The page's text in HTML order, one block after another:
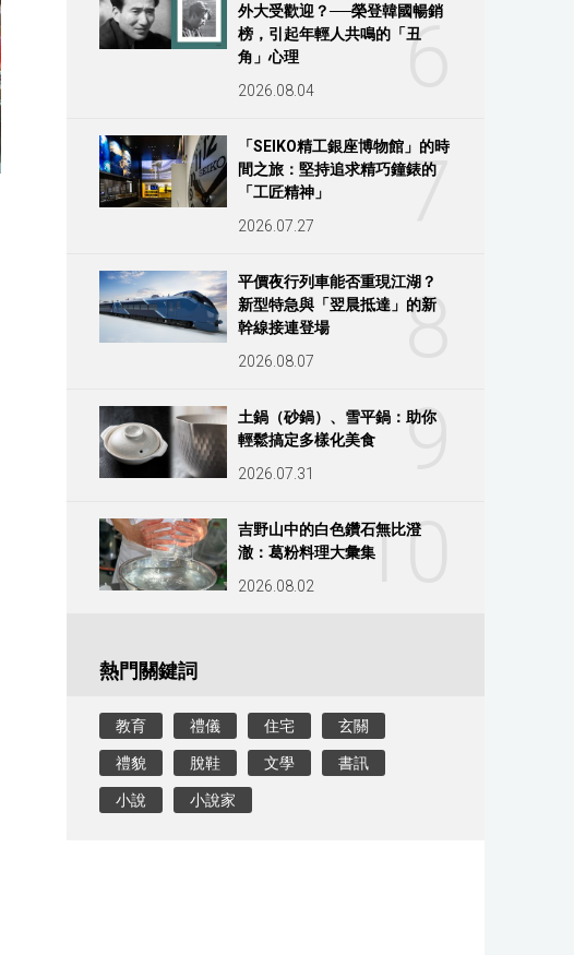
6
外大受歡迎？──榮登韓國暢銷
榜，引起年輕人共鳴的「丑
角」心理
2026.08.04
7
「SEIKO精工銀座博物館」的時
間之旅：堅持追求精巧鐘錶的
「工匠精神」
2026.07.27
8
平價夜行列車能否重現江湖？
新型特急與「翌晨抵達」的新
幹線接連登場
2026.08.07
9
土鍋（砂鍋）、雪平鍋：助你
輕鬆搞定多樣化美食
2026.07.31
10
吉野山中的白色鑽石無比澄
澈：葛粉料理大彙集
2026.08.02
熱門關鍵詞
教育 禮儀 住宅 玄關
禮貌 脫鞋 文學 書訊
小說 小說家